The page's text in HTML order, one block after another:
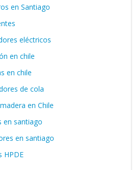
en Santiago
eléctricos
en chile
en chile
de cola
en Chile
en santiago
en santiago
HPDE